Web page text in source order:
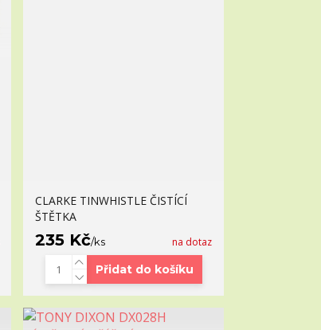
CLARKE TINWHISTLE ČISTÍCÍ
ŠTĚTKA
235 Kč/ks na dotaz
Přidat do košíku